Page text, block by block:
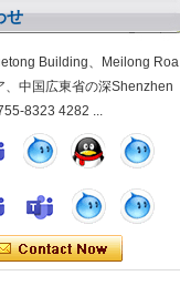
セレクトチームは昨年ご支
す。あけましておめでと
Electronics
喉科は、子どもの不安を軽
ーミングされたUSB耳眼鏡
耳耳鏡カメラは、小児試
ロジー：グローバルヘルス
ー駆動のUSB耳眼鏡カメラ
イヤーオトスコープカメラ：
のための環境に優しいENTツ
せ
Building、Meilong Roa
、中国広東省の深Shenzhen
8323 4282 ...